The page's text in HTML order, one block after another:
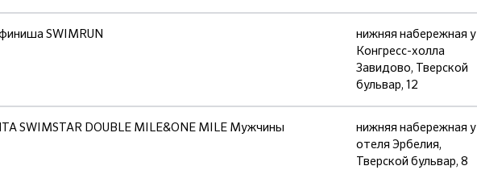
SWIMRUN
нижняя набережная у
Конгресс-холла
Завидово, Тверской
бульвар, 12
SWIMSTAR DOUBLE MILE&ONE MILE Мужчины
нижняя набережная у
отеля Эрбелия,
Тверской бульвар, 8